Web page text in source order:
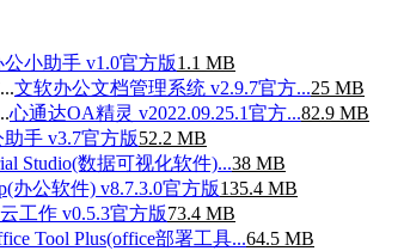
小助手 v1.0官方版1.1 MB
文软办公文档管理系统 v2.9.7官方...25 MB
心通达OA精灵 v2022.09.25.1官方...82.9 MB
手 v3.7官方版52.2 MB
Studio(数据可视化软件)...38 MB
办公软件) v8.7.3.0官方版135.4 MB
工作 v0.5.3官方版73.4 MB
Tool Plus(office部署工具...64.5 MB